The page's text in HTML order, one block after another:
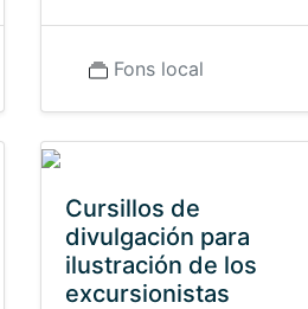
Fons local
Cursillos de
divulgación para
ilustración de los
excursionistas